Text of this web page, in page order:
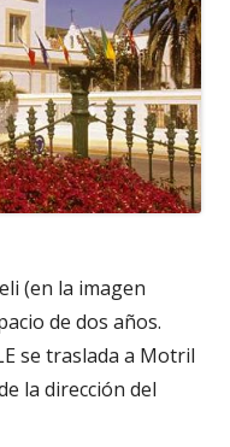
(en la imagen
de dos años.
se traslada a Motril
la dirección del